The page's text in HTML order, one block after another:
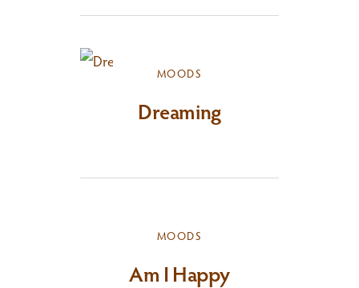
MOODS
Dreaming
MOODS
Am I Happy